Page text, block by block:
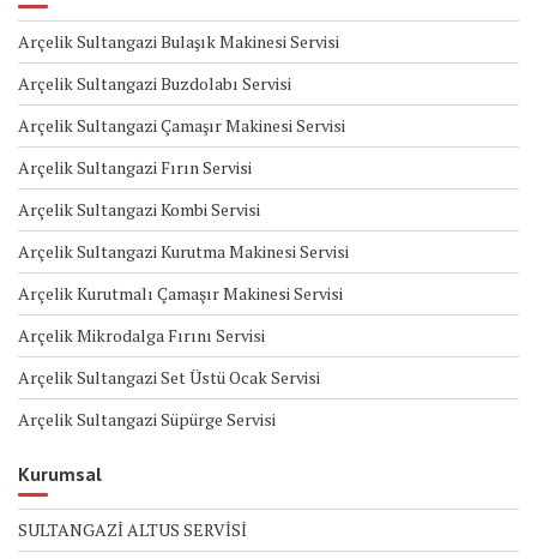
Arçelik Sultangazi Bulaşık Makinesi Servisi
Arçelik Sultangazi Buzdolabı Servisi
Arçelik Sultangazi Çamaşır Makinesi Servisi
Arçelik Sultangazi Fırın Servisi
Arçelik Sultangazi Kombi Servisi
Arçelik Sultangazi Kurutma Makinesi Servisi
Arçelik Kurutmalı Çamaşır Makinesi Servisi
Arçelik Mikrodalga Fırını Servisi
Arçelik Sultangazi Set Üstü Ocak Servisi
Arçelik Sultangazi Süpürge Servisi
Kurumsal
SULTANGAZİ ALTUS SERVİSİ